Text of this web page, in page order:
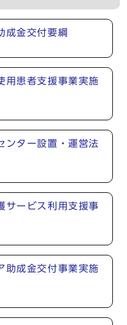
成金交付要綱
用患者支援事業実施
ンター設置・運営法
サービス利用支援事
助成金交付事業実施